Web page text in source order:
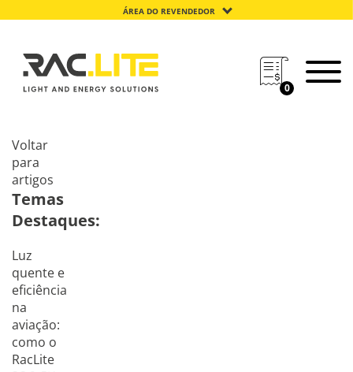
ÁREA DO REVENDEDOR
0
Voltar
para
artigos
Temas
Destaques:
Luz
quente e
eficiência
na
aviação:
como o
RacLite